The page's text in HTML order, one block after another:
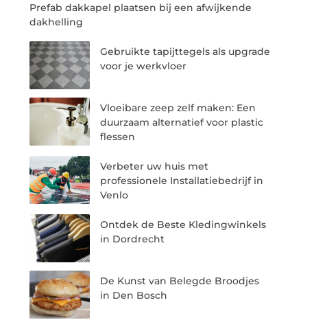
Prefab dakkapel plaatsen bij een afwijkende
dakhelling
Gebruikte tapijttegels als upgrade
voor je werkvloer
Vloeibare zeep zelf maken: Een
duurzaam alternatief voor plastic
flessen
Verbeter uw huis met
professionele Installatiebedrijf in
Venlo
Ontdek de Beste Kledingwinkels
in Dordrecht
De Kunst van Belegde Broodjes
in Den Bosch